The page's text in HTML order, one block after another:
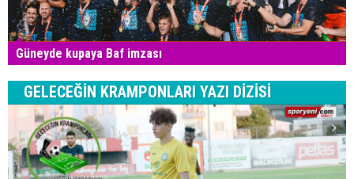
Güneyde kupaya Baf imzası
GELECEĞİN KRAMPONLARI YAZI DİZİSİ